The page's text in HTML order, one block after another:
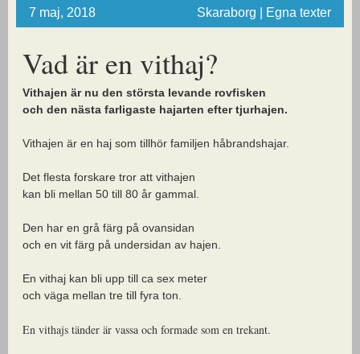
7 maj, 2018 Skaraborg | Egna texter
Vad är en vithaj?
Vithajen är nu den största levande rovfisken
och den nästa farligaste hajarten efter tjurhajen.
Vithajen är en haj som tillhör familjen håbrandshajar.
Det flesta forskare tror att vithajen
kan bli mellan 50 till 80 år gammal.
Den har en grå färg på ovansidan
och en vit färg på undersidan av hajen.
En vithaj kan bli upp till ca sex meter
och väga mellan tre till fyra ton.
En vithajs tänder är vassa och formade som en trekant.